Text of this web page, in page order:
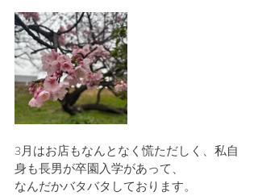
3月はお店もなんとなく慌ただしく、私自
身も長男が卒園入学があって、
なんだかバタバタしております。